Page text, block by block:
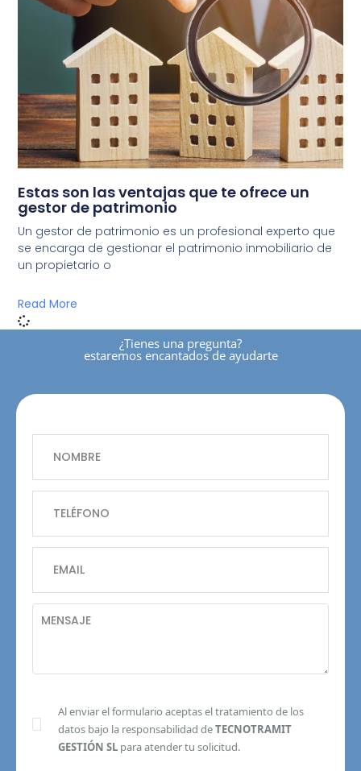
Estas son las ventajas que te ofrece un
gestor de patrimonio
Un gestor de patrimonio es un profesional experto que
se encarga de gestionar el patrimonio inmobiliario de
un propietario o
Read More
¿tienes una pregunta?
estaremos encantados de ayudarte
Al enviar el formulario aceptas el tratamiento de los
datos bajo la responsabilidad deTECNOTRAMIT
GESTIÓN SLpara atender tu solicitud.